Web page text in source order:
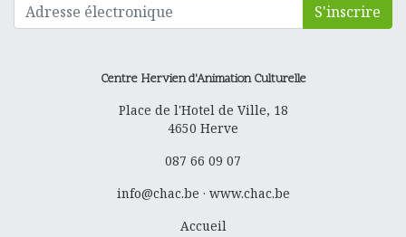
S'inscrire
Centre Hervien d'Animation Culturelle
Place de l'Hotel de Ville, 18
4650 Herve
087 66 09 07
info@chac.be · www.chac.be
Accueil